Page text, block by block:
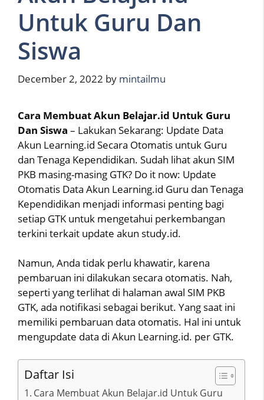
Untuk Guru Dan
Siswa
December 2, 2022 by mintailmu
Cara Membuat Akun Belajar.id Untuk Guru
Dan Siswa – Lakukan Sekarang: Update Data
Akun Learning.id Secara Otomatis untuk Guru
dan Tenaga Kependidikan. Sudah lihat akun SIM
PKB masing-masing GTK? Do it now: Update
Otomatis Data Akun Learning.id Guru dan Tenaga
Kependidikan menjadi informasi penting bagi
setiap GTK untuk mengetahui perkembangan
terkini terkait update akun study.id.
Namun, Anda tidak perlu khawatir, karena
pembaruan ini dilakukan secara otomatis. Nah,
seperti yang terlihat di halaman awal SIM PKB
GTK, ada notifikasi sebagai berikut. Yang saat ini
memiliki pembaruan data otomatis. Hal ini untuk
mengupdate data di Akun Learning.id. per GTK.
Daftar Isi
Cara Membuat Akun Belajar.id Untuk Guru